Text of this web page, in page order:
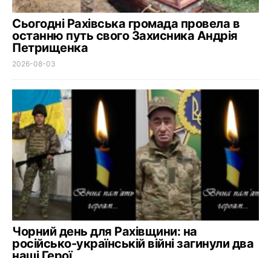
Сьогодні Рахівська громада провела в
останню путь свого Захисника Андрія
Петрищенка
2026-08-03
Чорний день для Рахівщини: на
російсько-українській війні загинули два